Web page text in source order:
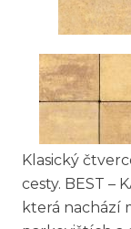
Klasický
cesty. BEST –
která nachází